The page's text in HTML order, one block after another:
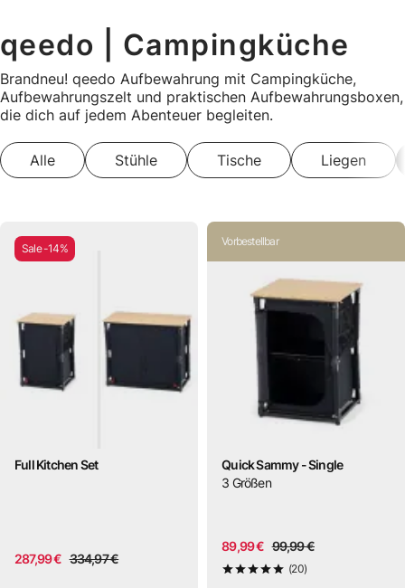
qeedo | Campingküche
Brandneu! qeedo Aufbewahrung mit Campingküche,
Aufbewahrungszelt und praktischen Aufbewahrungsboxen,
die dich auf jedem Abenteuer begleiten.
Alle Stühle Tische Liegen
Sale -14%
Full Kitchen Set
287,99 € 334,97 €
Vorbestellbar
Quick Sammy - Single
3 Größen
89,99 € 99,99 €
5 von 5
(20)